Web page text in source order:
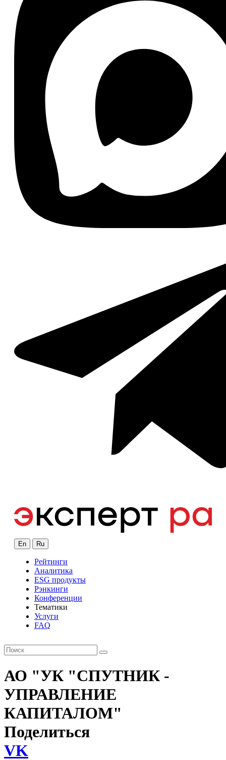
En Ru
Рейтинги
Аналитика
ESG продукты
Рэнкинги
Конференции
Тематики
Услуги
FAQ
АО "УК "СПУТНИК -
УПРАВЛЕНИЕ
КАПИТАЛОМ"
Поделиться
VK